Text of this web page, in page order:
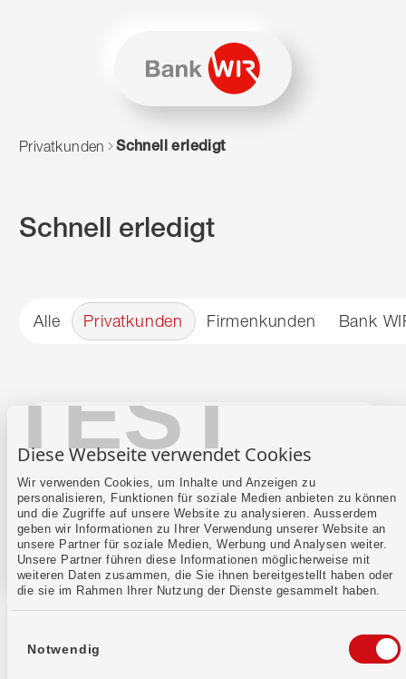
TEST
Diese Webseite verwendet Cookies
Wir verwenden Cookies, um Inhalte und Anzeigen zu
personalisieren, Funktionen für soziale Medien anbieten zu können
und die Zugriffe auf unsere Website zu analysieren. Ausserdem
geben wir Informationen zu Ihrer Verwendung unserer Website an
unsere Partner für soziale Medien, Werbung und Analysen weiter.
Unsere Partner führen diese Informationen möglicherweise mit
weiteren Daten zusammen, die Sie ihnen bereitgestellt haben oder
die sie im Rahmen Ihrer Nutzung der Dienste gesammelt haben.
Notwendig
Zum Navigieren dieser Seite wird JavaScript benötigt.
Privatkunden Schnell erledigt
Schnell erledigt
Alle Privatkunden Firmenkunden Bank
Es wurden0Ergebnisse gefundenEs wurden